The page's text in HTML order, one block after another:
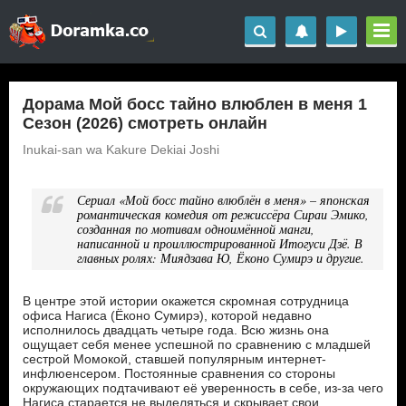
Дорама Мой босс тайно влюблен в меня 1
Сезон (2026) смотреть онлайн
Inukai-san wa Kakure Dekiai Joshi
Сериал «Мой босс тайно влюблён в меня» – японская
романтическая комедия от режиссёра Сираи Эмико,
созданная по мотивам одноимённой манги,
написанной и проиллюстрированной Итогуси Дзё. В
главных ролях: Миядзава Ю, Ёконо Сумирэ и другие.
В центре этой истории окажется скромная сотрудница
офиса Нагиса (Ёконо Сумирэ), которой недавно
исполнилось двадцать четыре года. Всю жизнь она
ощущает себя менее успешной по сравнению с младшей
сестрой Момокой, ставшей популярным интернет-
инфлюенсером. Постоянные сравнения со стороны
окружающих подтачивают её уверенность в себе, из-за чего
Нагиса старается не выделяться и скрывает свои